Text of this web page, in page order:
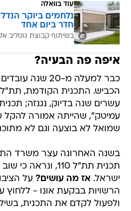
עוד בוואלה
נלחמים ביוקר
חדר ביום אחד
בשיתוף קבוצת גוטליב
איפה פה הבעיה?
כבר למעלה מ-20
עשרים שנה בדיוק, נגנזה;
עמיטק", שהייתה אמורה להקל
שמואל לא בוצעה וגם לא
בשנה האחרונה עצר משרד
תכנית תת"ל 110,
ישראל. אז מה עושים? על
הרשויות בבקעת אונו -
ולפעול לקדם את התכנית,